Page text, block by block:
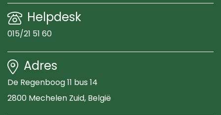
Helpdesk
015/21 51 60
Adres
De Regenboog 11 bus 14
2800 Mechelen Zuid, België